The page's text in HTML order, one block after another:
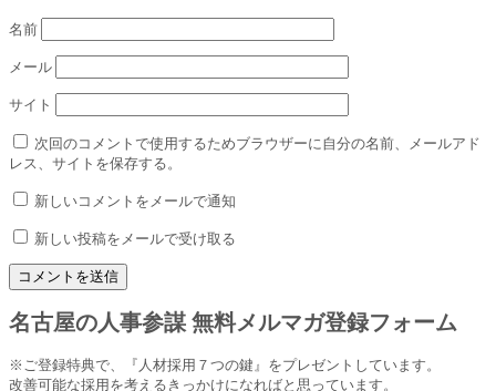
名前
メール
サイト
次回のコメントで使用するためブラウザーに自分の名前、メールアド
レス、サイトを保存する。
新しいコメントをメールで通知
新しい投稿をメールで受け取る
名古屋の人事参謀 無料メルマガ登録フォーム
※ご登録特典で、『人材採用７つの鍵』をプレゼントしています。
改善可能な採用を考えるきっかけになればと思っています。